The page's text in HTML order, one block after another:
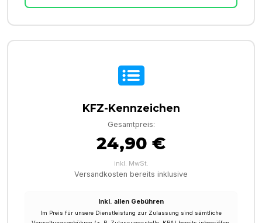
KFZ-Kennzeichen
Gesamtpreis:
24,90 €
inkl. MwSt.
Versandkosten bereits inklusive
Inkl. allen Gebühren
Im Preis für unsere Dienstleistung zur Zulassung sind sämtliche